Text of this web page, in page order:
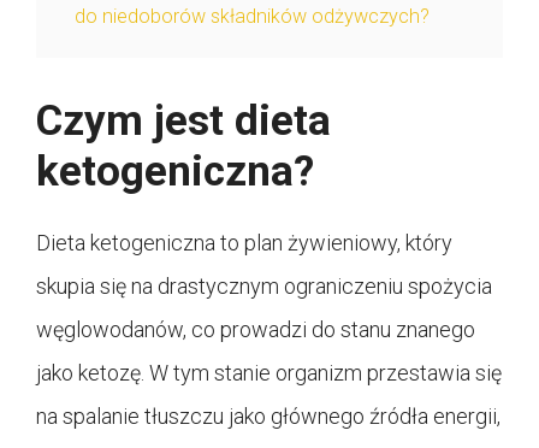
do niedoborów składników odżywczych?
Czym jest dieta
ketogeniczna?
Dieta ketogeniczna to plan żywieniowy, który
skupia się na drastycznym ograniczeniu spożycia
węglowodanów, co prowadzi do stanu znanego
jako ketozę. W tym stanie organizm przestawia się
na spalanie tłuszczu jako głównego źródła energii,